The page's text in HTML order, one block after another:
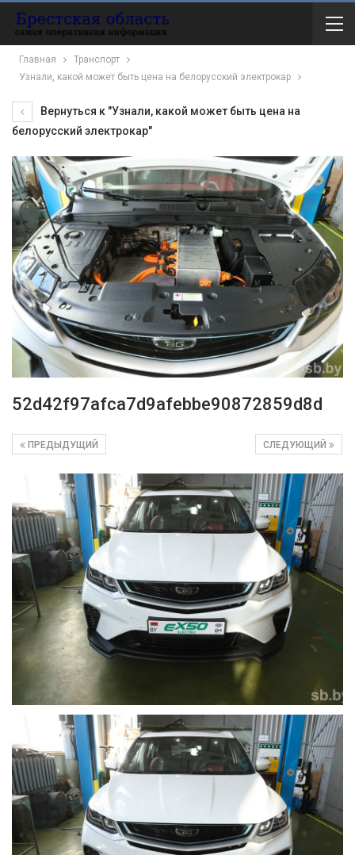
Главная
Транспорт
Узнали, какой может быть цена на белорусский электрокар
Вернуться к "Узнали, какой может быть цена на
белорусский электрокар"
52d42f97afca7d9afebbe90872859d8d
СЛЕДУЮЩИЙ
ПРЕДЫДУЩИЙ